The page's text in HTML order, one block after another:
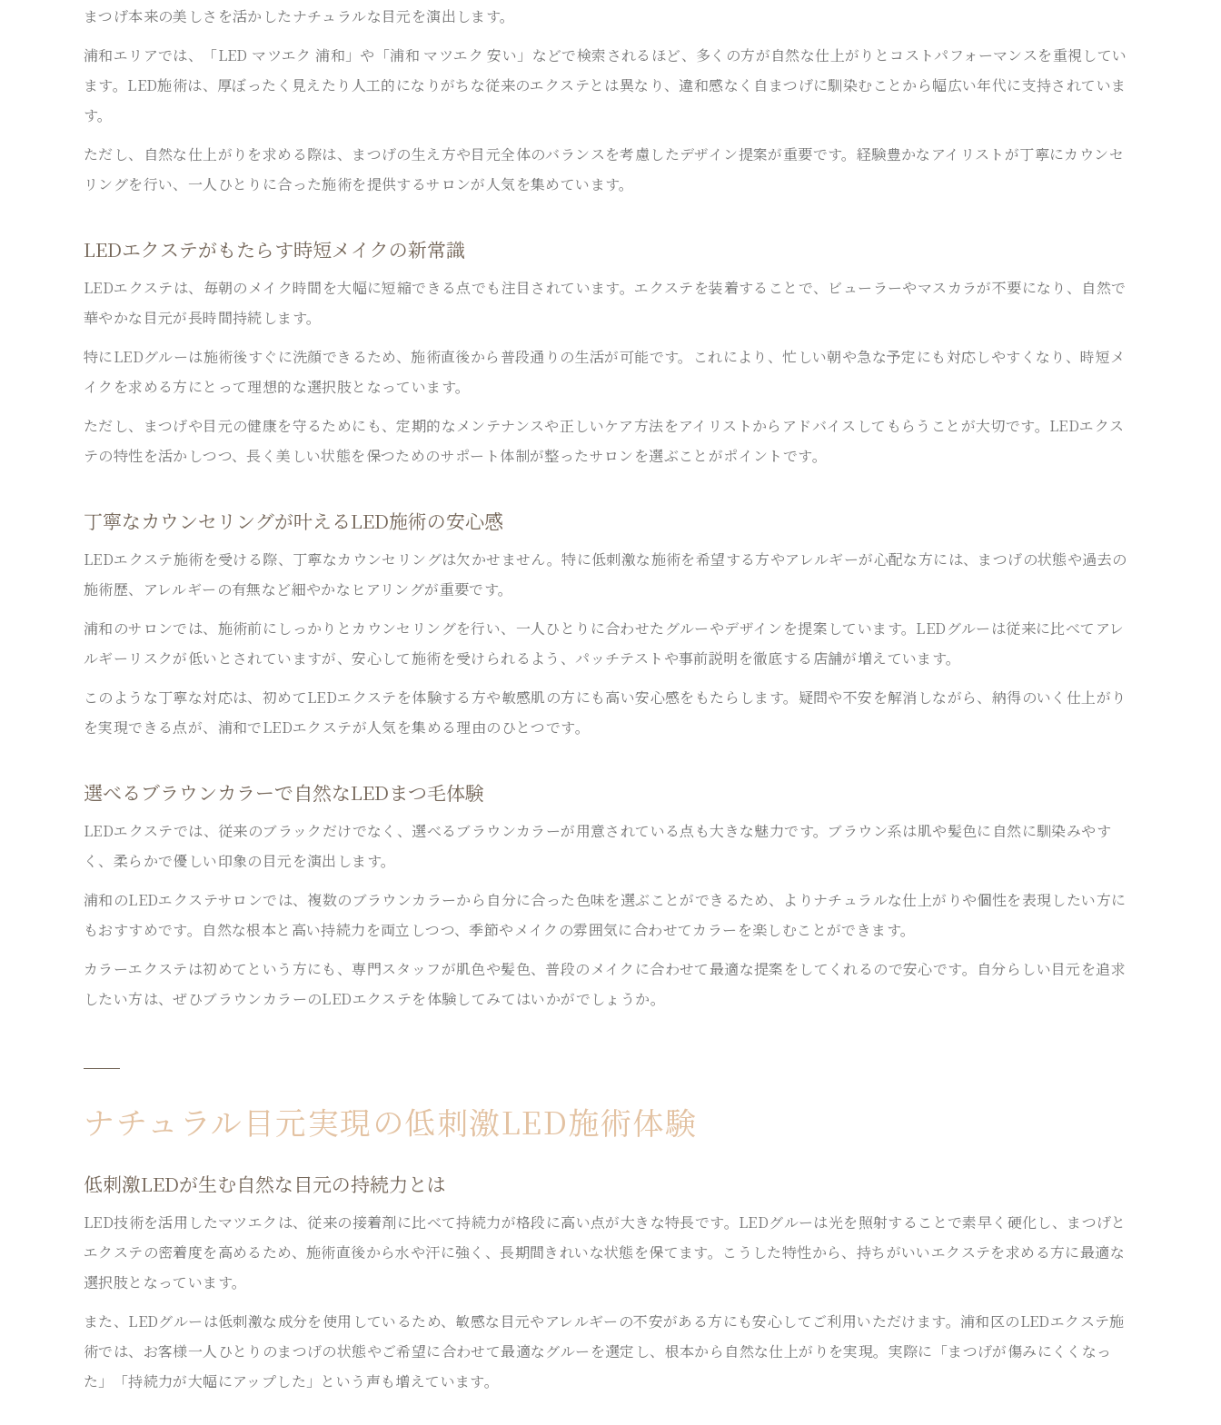
LED技術で根元から自然な立ち上がり実現
持続力が自慢のLEDまつげで毎日上品な目元へ
丁寧なカウンセリングで自然さと華やかさ両立
LEDまつげが時短メイクと美しさを両立する理由
丁寧カウンセリングで安心な人気LEDメニュー
自然なLEDまつ毛を実現するカウンセリングのコツ
LEDによる時短メイクと安心施術を体験
浦和で選べるブラウンが映えるLEDエクステ
LEDエクステで選べるブラウンカラーの魅力紹介
自然な色味と持続力を兼ね備えたLED施術体験
丁寧なカウンセリングで理想の色味を叶える
時短メイクも叶えるLEDのブラウン活用法
まつげ本来の美しさを活かしたナチュラルな目元を演出します。
浦和エリアでは、「LED マツエク 浦和」や「浦和 マツエク 安い」などで検索されるほど、多くの方が自然な仕上がりとコストパフォーマンスを重視してい
ます。LED施術は、厚ぼったく見えたり人工的になりがちな従来のエクステとは異なり、違和感なく自まつげに馴染むことから幅広い年代に支持されていま
す。
ただし、自然な仕上がりを求める際は、まつげの生え方や目元全体のバランスを考慮したデザイン提案が重要です。経験豊かなアイリストが丁寧にカウンセ
リングを行い、一人ひとりに合った施術を提供するサロンが人気を集めています。
LEDエクステがもたらす時短メイクの新常識
LEDエクステは、毎朝のメイク時間を大幅に短縮できる点でも注目されています。エクステを装着することで、ビューラーやマスカラが不要になり、自然で
華やかな目元が長時間持続します。
特にLEDグルーは施術後すぐに洗顔できるため、施術直後から普段通りの生活が可能です。これにより、忙しい朝や急な予定にも対応しやすくなり、時短メ
イクを求める方にとって理想的な選択肢となっています。
ただし、まつげや目元の健康を守るためにも、定期的なメンテナンスや正しいケア方法をアイリストからアドバイスしてもらうことが大切です。LEDエクス
テの特性を活かしつつ、長く美しい状態を保つためのサポート体制が整ったサロンを選ぶことがポイントです。
丁寧なカウンセリングが叶えるLED施術の安心感
LEDエクステ施術を受ける際、丁寧なカウンセリングは欠かせません。特に低刺激な施術を希望する方やアレルギーが心配な方には、まつげの状態や過去の
施術歴、アレルギーの有無など細やかなヒアリングが重要です。
浦和のサロンでは、施術前にしっかりとカウンセリングを行い、一人ひとりに合わせたグルーやデザインを提案しています。LEDグルーは従来に比べてアレ
ルギーリスクが低いとされていますが、安心して施術を受けられるよう、パッチテストや事前説明を徹底する店舗が増えています。
このような丁寧な対応は、初めてLEDエクステを体験する方や敏感肌の方にも高い安心感をもたらします。疑問や不安を解消しながら、納得のいく仕上がり
を実現できる点が、浦和でLEDエクステが人気を集める理由のひとつです。
選べるブラウンカラーで自然なLEDまつ毛体験
LEDエクステでは、従来のブラックだけでなく、選べるブラウンカラーが用意されている点も大きな魅力です。ブラウン系は肌や髪色に自然に馴染みやす
く、柔らかで優しい印象の目元を演出します。
浦和のLEDエクステサロンでは、複数のブラウンカラーから自分に合った色味を選ぶことができるため、よりナチュラルな仕上がりや個性を表現したい方に
もおすすめです。自然な根本と高い持続力を両立しつつ、季節やメイクの雰囲気に合わせてカラーを楽しむことができます。
カラーエクステは初めてという方にも、専門スタッフが肌色や髪色、普段のメイクに合わせて最適な提案をしてくれるので安心です。自分らしい目元を追求
したい方は、ぜひブラウンカラーのLEDエクステを体験してみてはいかがでしょうか。
ナチュラル目元実現の低刺激LED施術体験
低刺激LEDが生む自然な目元の持続力とは
LED技術を活用したマツエクは、従来の接着剤に比べて持続力が格段に高い点が大きな特長です。LEDグルーは光を照射することで素早く硬化し、まつげと
エクステの密着度を高めるため、施術直後から水や汗に強く、長期間きれいな状態を保てます。こうした特性から、持ちがいいエクステを求める方に最適な
選択肢となっています。
また、LEDグルーは低刺激な成分を使用しているため、敏感な目元やアレルギーの不安がある方にも安心してご利用いただけます。浦和区のLEDエクステ施
術では、お客様一人ひとりのまつげの状態やご希望に合わせて最適なグルーを選定し、根本から自然な仕上がりを実現。実際に「まつげが傷みにくくなっ
た」「持続力が大幅にアップした」という声も増えています。
お問い合わせはこちら
お問い合わせはこちら